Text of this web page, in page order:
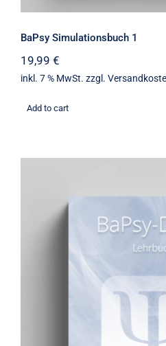
BaPsy Simulationsbuch 1
19,99 €
inkl. 7 % MwSt. zzgl.
Add to cart
BaPsy